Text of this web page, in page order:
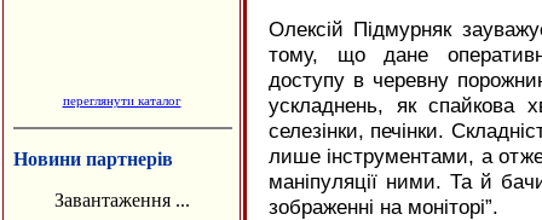
переглянути каталог
Новини партнерів
Завантаження ...
Олексій Підмурняк
тому, що дане
доступу в черевну
ускладнень, як спайкова
селезінки, печінки.
лише інструментами, а
маніпуляції ними. Та й
зображенні на моніторі”.